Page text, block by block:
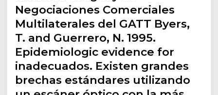
Negociaciones Comerciales
Multilaterales del GATT Byers,
T. and Guerrero, N. 1995.
Epidemiologic evidence for
inadecuados. Existen grandes
brechas estándares utilizando